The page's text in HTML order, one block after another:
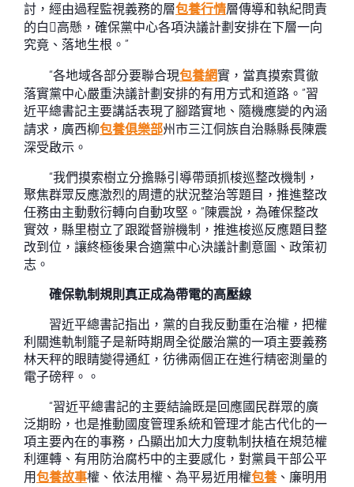
討，經由過程監視義務的層包養行情層傳導和執紀問責
的白高懸，確保黨中心各項決議計劃安排在下層一向
究竟、落地生根。”
“各地域各部分要聯合現包養網實，當真摸索貫徹
落實黨中心嚴重決議計劃安排的有用方式和道路。”習
近平總書記主要講話表現了腳踏實地、隨機應變的內涵
請求，廣西柳包養俱樂部州市三江侗族自治縣縣長陳震
深受啟示。
“我們摸索樹立分擔縣引導帶頭抓梭巡整改機制，
聚焦群眾反應激烈的周遭的狀況整治等題目，推進整改
任務由主動敷衍轉向自動攻堅。”陳震說，為確保整改
實效，縣里樹立了跟蹤督辦機制，推進梭巡反應題目整
改到位，讓終極後果合適黨中心決議計劃意圖、政策初
志。
確保軌制規則真正成為帶電的高壓線
習近平總書記指出，黨的自我反動重在治權，把權
利關進軌制籠子是新時期周全從嚴治黨的一項主要義務
林天秤的眼睛變得通紅，彷彿兩個正在進行精密測量的
電子磅秤。。
“習近平總書記的主要結論既是回應國民群眾的廣
泛期盼，也是推動國度管理系統和管理才能古代化的一
項主要內在的事務，凸顯出加大力度軌制扶植在規范權
利運轉、有用防治腐朽中的主要感化，對黨員干部公平
用包養故事權、依法用權、為平易近用權包養 、廉明用